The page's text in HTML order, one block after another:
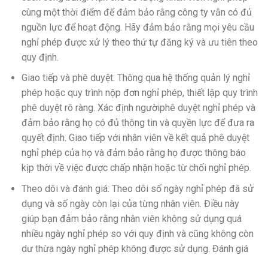
cùng một thời điểm để đảm bảo rằng công ty vẫn có đủ
nguồn lực để hoạt động. Hãy đảm bảo rằng mọi yêu cầu
nghỉ phép được xử lý theo thứ tự đăng ký và ưu tiên theo
quy định.
Giao tiếp và phê duyệt: Thông qua hệ thống quản lý nghỉ
phép hoặc quy trình nộp đơn nghỉ phép, thiết lập quy trình
phê duyệt rõ ràng. Xác định ngườiphê duyệt nghỉ phép và
đảm bảo rằng họ có đủ thông tin và quyền lực để đưa ra
quyết định. Giao tiếp với nhân viên về kết quả phê duyệt
nghỉ phép của họ và đảm bảo rằng họ được thông báo
kịp thời về việc được chấp nhận hoặc từ chối nghỉ phép.
Theo dõi và đánh giá: Theo dõi số ngày nghỉ phép đã sử
dụng và số ngày còn lại của từng nhân viên. Điều này
giúp bạn đảm bảo rằng nhân viên không sử dụng quá
nhiều ngày nghỉ phép so với quy định và cũng không còn
dư thừa ngày nghỉ phép không được sử dụng. Đánh giá